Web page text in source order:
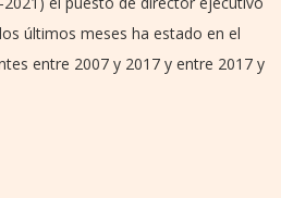
últimos meses ha estado en el
entre 2007 y 2017 y entre 2017 y